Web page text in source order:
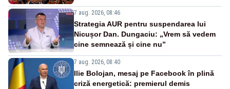
7 aug. 2026, 08:46
Strategia AUR pentru suspendarea lui
Nicușor Dan. Dungaciu: „Vrem să vedem
cine semnează și cine nu”
7 aug. 2026, 08:40
Ilie Bolojan, mesaj pe Facebook în plină
criză energetică: premierul demis